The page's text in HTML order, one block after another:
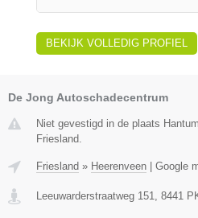
BEKIJK VOLLEDIG PROFIEL
De Jong Autoschadecentrum
Niet gevestigd in de plaats
Friesland.
Friesland » Heerenveen | Google
Leeuwarderstraatweg 151 8441